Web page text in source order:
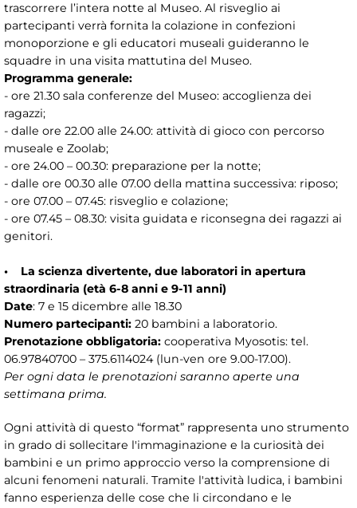
trascorrere l’intera notte al Museo. Al risveglio ai
partecipanti verrà fornita la colazione in confezioni
monoporzione e gli educatori museali guideranno le
squadre in una visita mattutina del Museo.
Programma generale:
- ore 21.30 sala conferenze del Museo: accoglienza dei
ragazzi;
- dalle ore 22.00 alle 24.00: attività di gioco con percorso
museale e Zoolab;
- ore 24.00 – 00.30: preparazione per la notte;
- dalle ore 00.30 alle 07.00 della mattina successiva: riposo;
- ore 07.00 – 07.45: risveglio e colazione;
- ore 07.45 – 08.30: visita guidata e riconsegna dei ragazzi ai
genitori.
• La scienza divertente, due laboratori in apertura
straordinaria (età 6-8 anni e 9-11 anni)
Date: 7 e 15 dicembre alle 18.30
Numero partecipanti: 20 bambini a laboratorio.
Prenotazione obbligatoria: cooperativa Myosotis: tel.
06.97840700 – 375.6114024 (lun-ven ore 9.00-17.00).
Per ogni data le prenotazioni saranno aperte una
settimana prima.
Ogni attività di questo “format” rappresenta uno strumento
in grado di sollecitare l'immaginazione e la curiosità dei
bambini e un primo approccio verso la comprensione di
alcuni fenomeni naturali. Tramite l'attività ludica, i bambini
fanno esperienza delle cose che li circondano e le